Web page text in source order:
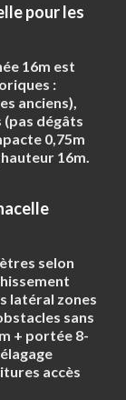
pour les
16m est
:
anciens),
dégâts
0,75m
16m.
selon
latéral zones
sans
+ portée 8-
accès